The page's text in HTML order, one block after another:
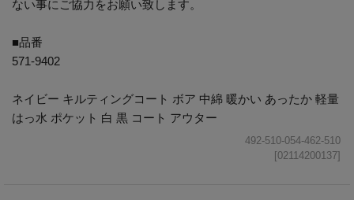
ない事にご協力をお願い致します。
■品番
571-9402
ネイビー キルティングコート ボア 中綿 暖かい あったか 軽量
はっ水 ポケット 白 黒 コート アウター
492-510-054-462-510
[02114200137]